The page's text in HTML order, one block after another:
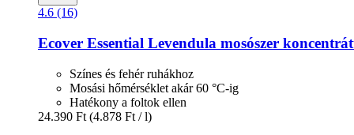
4.6 (16)
Ecover Essential Levendula mosószer
Színes és fehér ruhákhoz
Mosási hőmérséklet akár 60 °C-ig
Hatékony a foltok ellen
24.390 Ft (4.878 Ft / l)